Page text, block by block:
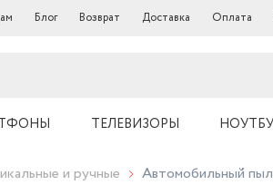
Блог Возврат Доставка Оплата
ТЕЛЕВИЗОРЫ
и ручные Автомобильный